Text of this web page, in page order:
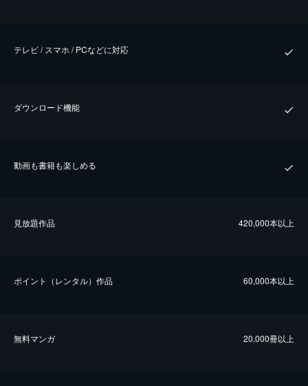
テレビ / スマホ / PCなどに対応
ダウンロード機能
動画も書籍も楽しめる
⾒放題作品 420,000本以上
ポイント（レンタル）作品 60,000本以上
無料マンガ 20,000冊以上